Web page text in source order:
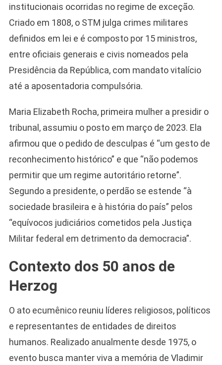
institucionais ocorridas no regime de exceção.
Criado em 1808, o STM julga crimes militares
definidos em lei e é composto por 15 ministros,
entre oficiais generais e civis nomeados pela
Presidência da República, com mandato vitalício
até a aposentadoria compulsória.
Maria Elizabeth Rocha, primeira mulher a presidir o
tribunal, assumiu o posto em março de 2023. Ela
afirmou que o pedido de desculpas é “um gesto de
reconhecimento histórico” e que “não podemos
permitir que um regime autoritário retorne”.
Segundo a presidente, o perdão se estende “à
sociedade brasileira e à história do país” pelos
“equívocos judiciários cometidos pela Justiça
Militar federal em detrimento da democracia”.
Contexto dos 50 anos de
Herzog
O ato ecumênico reuniu líderes religiosos, políticos
e representantes de entidades de direitos
humanos. Realizado anualmente desde 1975, o
evento busca manter viva a memória de Vladimir
10,00 S/JUROS
R$60,00R$99,00 -39%
Ver no MERCADO